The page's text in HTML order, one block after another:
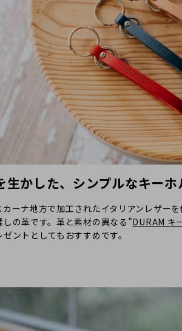
生かした、シンプルなキーホ
カーナ地方で加工されたイタリアンレザー
の革です。革と素材の異なる”DURAM キ
ントとしてもおすすめです。